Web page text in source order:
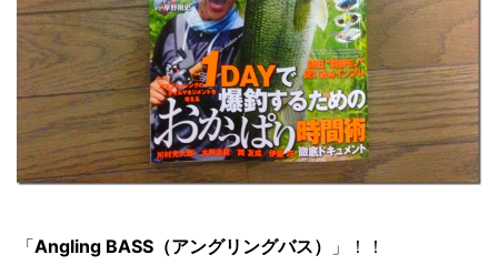
「Angling BASS（アングリングバス）
」！！